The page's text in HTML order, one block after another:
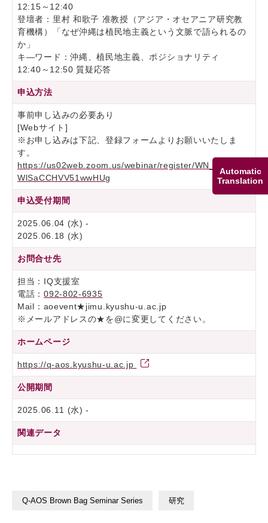
Automatic
Translation
12:15～12:40
登壇者：里村 和歌子 准教授（アジア・オセアニア研究教
育機構）「なぜ沖縄は植民地主義という文脈で語られるの
か」
キ―ワード：沖縄、植民地主義、ポジショナリティ
12:40～12:50 質疑応答
申込方法
事前申し込みの必要あり
[Webサイト]
※お申し込みは下記、登録フォームよりお願いいたしま
す。
https://us02web.zoom.us/webinar/register/WN_GAM6_0
WlSaCCHVV51wwHUg
申込受付期間
2025.06.04 (水) -
2025.06.18 (水)
お問合せ先
担当：IQ支援室
電話：092-802-6935
Mail：aoevent★jimu.kyushu-u.ac.jp
※メールアドレスの★を@に変更してください。
ホームページ
https://q-aos.kyushu-u.ac.jp
公開期間
2025.06.11 (水) -
関連データ
Q-AOS Brown Bag Seminar Series 研究